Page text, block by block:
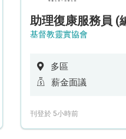
基督教靈實協會
多區
薪金面議
刊登於 5小時前